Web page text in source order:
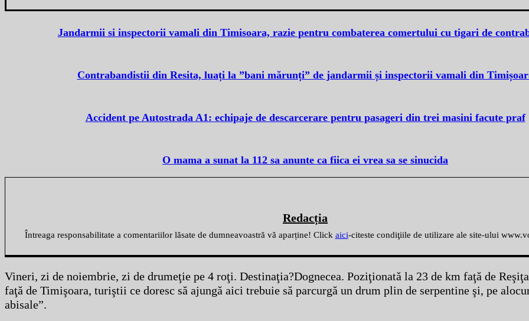
Jandarmii si inspectorii vamali din Timisoara, razie pentru combaterea comertului cu tigari de
Contrabandistii din Resita, luați la ”bani mărunți” de jandarmii și inspectorii vamali din
Accident pe Autostrada A1: echipaje de descarcerare pentru pasageri din trei masini facute praf
O mama a sunat la 112 sa anunte ca fiica ei vrea sa se sinucida
Redacția
Întreaga responsabilitate a comentariilor lăsate de dumneavoastră vă aparține! Click aici-citeste condiţiile de utilizare ale site-ului
Vineri, zi de noiembrie, zi de drumeţie pe 4 roţi. Destinaţia?Dognecea. Poziţionată la 23 de km faţă de
faţă de Timişoara, turiştii ce doresc să ajungă aici trebuie să parcurgă un drum plin de serpentine şi, pe
abisale”.